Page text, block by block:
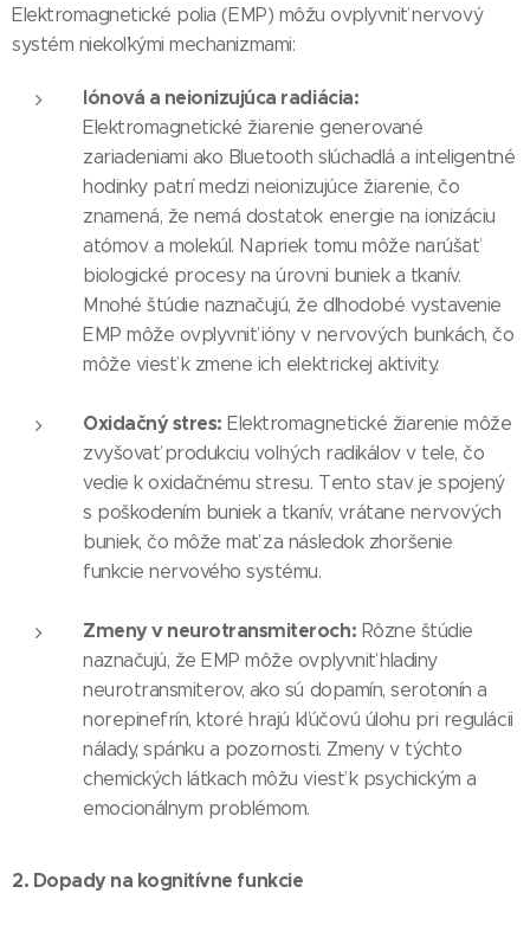
Elektromagnetické polia (EMP) môžu ovplyvniť nervový
systém niekoľkými mechanizmami:
Iónová a neionizujúca radiácia:
Elektromagnetické žiarenie generované
zariadeniami ako Bluetooth slúchadlá a inteligentné
hodinky patrí medzi neionizujúce žiarenie, čo
znamená, že nemá dostatok energie na ionizáciu
atómov a molekúl. Napriek tomu môže narúšať
biologické procesy na úrovni buniek a tkanív.
Mnohé štúdie naznačujú, že dlhodobé vystavenie
EMP môže ovplyvniť ióny v nervových bunkách, čo
môže viesť k zmene ich elektrickej aktivity.
Oxidačný stres: Elektromagnetické žiarenie môže
zvyšovať produkciu voľných radikálov v tele, čo
vedie k oxidačnému stresu. Tento stav je spojený
s poškodením buniek a tkanív, vrátane nervových
buniek, čo môže mať za následok zhoršenie
funkcie nervového systému.
Zmeny v neurotransmiteroch: Rôzne štúdie
naznačujú, že EMP môže ovplyvniť hladiny
neurotransmiterov, ako sú dopamín, serotonín a
norepinefrín, ktoré hrajú kľúčovú úlohu pri regulácii
nálady, spánku a pozornosti. Zmeny v týchto
chemických látkach môžu viesť k psychickým a
emocionálnym problémom.
2. Dopady na kognitívne funkcie